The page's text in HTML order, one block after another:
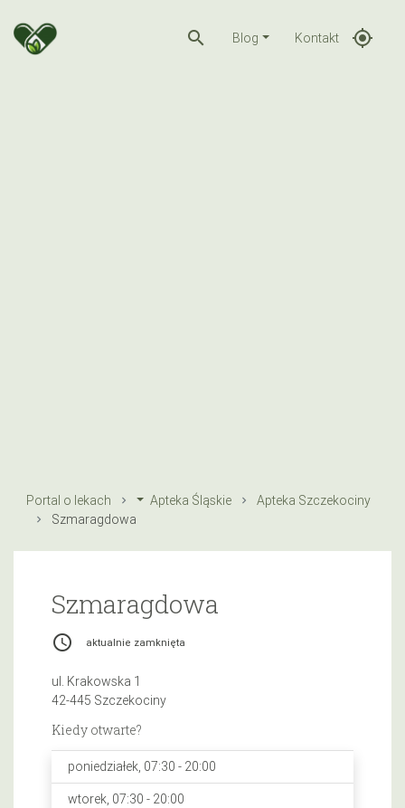
search Blog Kontakt gps_fixed
Portal o lekach Apteka Śląskie
Apteka Szczekociny
Szmaragdowa
Szmaragdowa
access_time aktualnie zamknięta
ul. Krakowska 1
42-445 Szczekociny
Kiedy otwarte?
poniedziałek, 07:30 - 20:00
wtorek, 07:30 - 20:00